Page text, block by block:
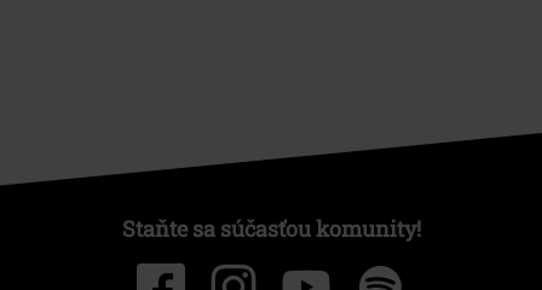
Staňte sa súčasťou komunity!